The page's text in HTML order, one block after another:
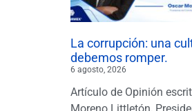
La corrupción: una
debemos romper.
6 agosto, 2026
Artículo de Opinión